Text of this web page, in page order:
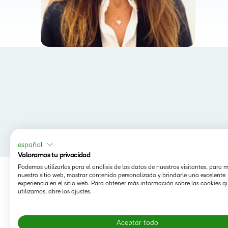
español
Valoramos tu privacidad
Podemos utilizarlas para el análisis de los datos de nuestros visitantes, para
nuestro sitio web, mostrar contenido personalizado y brindarle una excelente
experiencia en el sitio web. Para obtener más información sobre las cookies
utilizamos, abre los ajustes.
Aceptar todo